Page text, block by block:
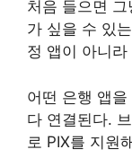
처음 들으면
가 싶을 수 있
정 앱이 아니
어떤 은행 앱
다 연결된다.
로 PIX를 지원